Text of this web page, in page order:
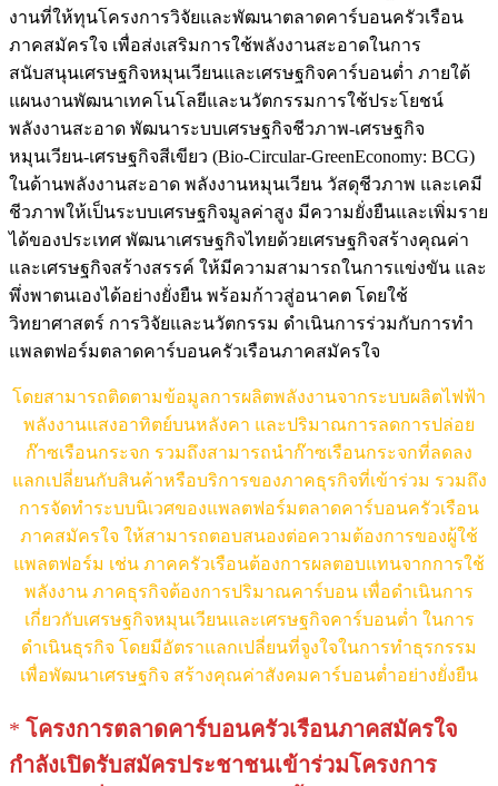
งานที่ให้ทุนโครงการวิจัยและพัฒนาตลาดคาร์บอนครัวเรือน
ภาคสมัครใจ เพื่อส่งเสริมการใช้พลังงานสะอาดในการ
สนับสนุนเศรษฐกิจหมุนเวียนและเศรษฐกิจคาร์บอนต่ำ ภายใต้
แผนงานพัฒนาเทคโนโลยีและนวัตกรรมการใช้ประโยชน์
พลังงานสะอาด พัฒนาระบบเศรษฐกิจชีวภาพ-เศรษฐกิจ
หมุนเวียน-เศรษฐกิจสีเขียว (Bio-Circular-GreenEconomy: BCG)
ในด้านพลังงานสะอาด พลังงานหมุนเวียน วัสดุชีวภาพ และเคมี
ชีวภาพให้เป็นระบบเศรษฐกิจมูลค่าสูง มีความยั่งยืนและเพิ่มราย
ได้ของประเทศ พัฒนาเศรษฐกิจไทยด้วยเศรษฐกิจสร้างคุณค่า
และเศรษฐกิจสร้างสรรค์ ให้มีความสามารถในการแข่งขัน และ
พึ่งพาตนเองได้อย่างยั่งยืน พร้อมก้าวสู่อนาคต โดยใช้
วิทยาศาสตร์ การวิจัยและนวัตกรรม ดำเนินการร่วมกับการทำ
แพลตฟอร์มตลาดคาร์บอนครัวเรือนภาคสมัครใจ
โดยสามารถติดตามข้อมูลการผลิตพลังงานจากระบบผลิตไฟฟ้า
พลังงานแสงอาทิตย์บนหลังคา และปริมาณการลดการปล่อย
ก๊าซเรือนกระจก รวมถึงสามารถนำก๊าซเรือนกระจกที่ลดลง
แลกเปลี่ยนกับสินค้าหรือบริการของภาคธุรกิจที่เข้าร่วม รวมถึง
การจัดทำระบบนิเวศของแพลตฟอร์มตลาดคาร์บอนครัวเรือน
ภาคสมัครใจ ให้สามารถตอบสนองต่อความต้องการของผู้ใช้
แพลตฟอร์ม เช่น ภาคครัวเรือนต้องการผลตอบแทนจากการใช้
พลังงาน ภาคธุรกิจต้องการปริมาณคาร์บอน เพื่อดำเนินการ
เกี่ยวกับเศรษฐกิจหมุนเวียนและเศรษฐกิจคาร์บอนต่ำ ในการ
ดำเนินธุรกิจ โดยมีอัตราแลกเปลี่ยนที่จูงใจในการทำธุรกรรม
เพื่อพัฒนาเศรษฐกิจ สร้างคุณค่าสังคมคาร์บอนต่ำอย่างยั่งยืน
* โครงการตลาดคาร์บอนครัวเรือนภาคสมัครใจ
กำลังเปิดรับสมัครประชาชนเข้าร่วมโครงการ